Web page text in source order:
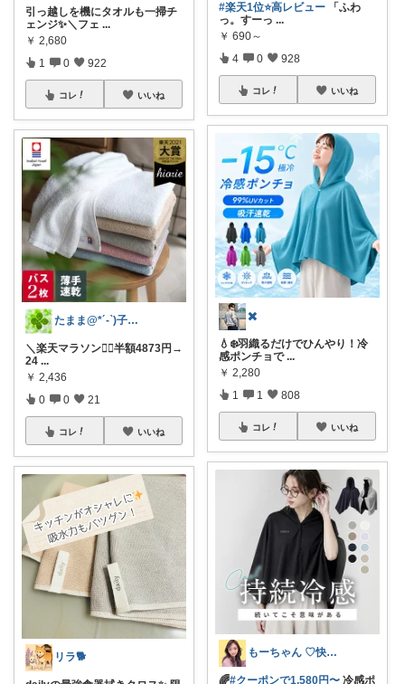
引っ越しを機にタオルも一掃チ
ェンジ✨＼フェ ...
￥ 2,680
1 0 922
コレ いいね
たまま@*´-`)子ども用品/日用品
＼楽天マラソン🏃‍♀️半額4873円→
24 ...
￥ 2,436
0 0 21
コレ いいね
リラ🐕
#楽天1位⭐️高レビュー 「ふわ
っ。すーっ ...
￥ 690～
4 0 928
コレ いいね
✖️
💧❄️羽織るだけでひんやり！冷
感ポンチョで ...
￥ 2,280
1 1 808
コレ いいね
もーちゃん ♡快適生活~旅行大好き🌈✨
🌈#クーポンで1,580円〜 冷感ポ